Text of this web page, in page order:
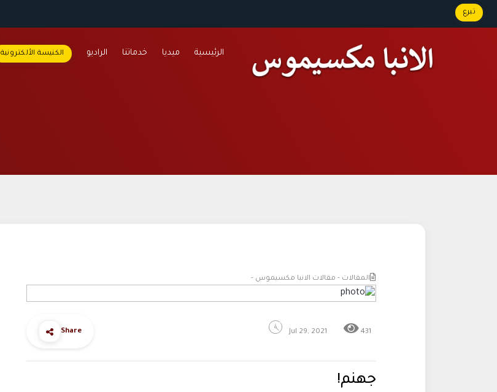
تبرع
الكنيسة الألكترونية الراديو خدماتنا ميديا الرئيسية
المقالات - مقالات الانبا مكسيموس -
Jul 29, 2021 431
Share
جهنم!